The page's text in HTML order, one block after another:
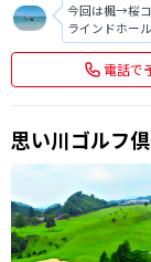
今回は楓→桜
ラインドホー
も桜コースに
ルがあってラ
す！
電話で
思い川ゴルフ